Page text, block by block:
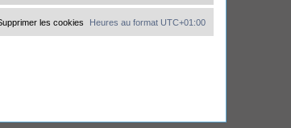
Heures au format UTC+01:00
les cookies